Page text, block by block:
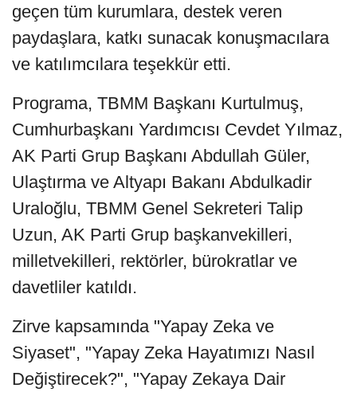
geçen tüm kurumlara, destek veren
paydaşlara, katkı sunacak konuşmacılara
ve katılımcılara teşekkür etti.
Programa, TBMM Başkanı Kurtulmuş,
Cumhurbaşkanı Yardımcısı Cevdet Yılmaz,
AK Parti Grup Başkanı Abdullah Güler,
Ulaştırma ve Altyapı Bakanı Abdulkadir
Uraloğlu, TBMM Genel Sekreteri Talip
Uzun, AK Parti Grup başkanvekilleri,
milletvekilleri, rektörler, bürokratlar ve
davetliler katıldı.
Zirve kapsamında "Yapay Zeka ve
Siyaset", "Yapay Zeka Hayatımızı Nasıl
Değiştirecek?", "Yapay Zekaya Dair